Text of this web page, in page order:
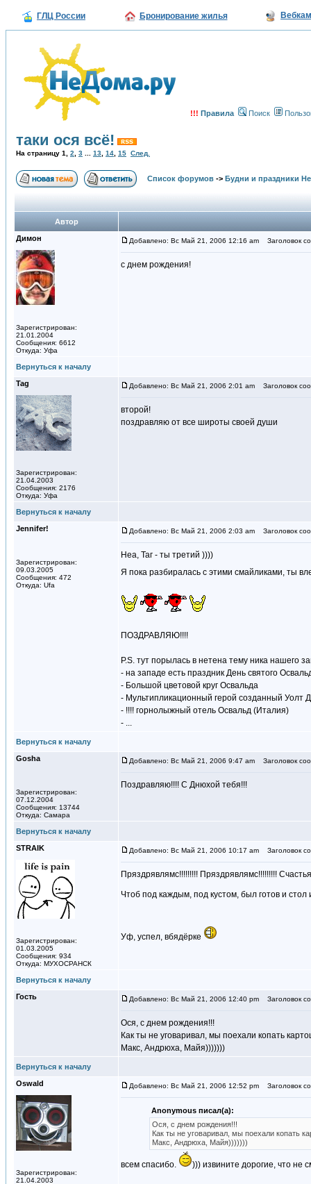
ГЛЦ России Бронирование жилья
!!! Правила Поиск
таки ося всё!
На страницу 1 2 3 13 14 15 След.
Список форумов -> Будни и праздники
Автор
Димон
Зарегистрирован:
21.01.2004
Сообщения: 6612
Откуда: Уфа
Добавлено: Вс Май 21, 2006 12:16 am Заголовок
с днем рождения!
Вернуться к началу
Tag
Зарегистрирован:
21.04.2003
Сообщения: 2176
Откуда: Уфа
Добавлено: Вс Май 21, 2006 2:01 am Заголовок
второй!
поздравляю от все широты своей души
Вернуться к началу
Jennifer!
Зарегистрирован:
09.03.2005
Сообщения: 472
Откуда: Ufa
Добавлено: Вс Май 21, 2006 2:03 am Заголовок
Неа, Таг - ты третий ))))
Я пока разбиралась с этими смайликами, ты
ПОЗДРАВЛЯЮ!!!!
P.S. тут порылась в нетена тему ника нашего
- на западе есть праздник День святого
- Большой цветовой круг Освальда
- Мультипликационный герой созданный Уолт
- !!!! горнолыжный отель Освальд (Италия)
- ...
Вернуться к началу
Gosha
Зарегистрирован:
07.12.2004
Сообщения: 13744
Откуда: Самара
Добавлено: Вс Май 21, 2006 9:47 am Заголовок
Поздравляю!!!! С Днюхой тебя!!!
Вернуться к началу
STRAIK
Зарегистрирован:
01.03.2005
Сообщения: 934
Откуда: МУХОСРАНСК
Добавлено: Вс Май 21, 2006 10:17 am Заголовок
Пряздрявлямс!!!!!!!!! Пряздрявлямс!!!!!!!!!
Чтоб под каждым, под кустом, был готов и
Уф, успел, вбядёрке
Вернуться к началу
Гость
Добавлено: Вс Май 21, 2006 12:40 pm Заголовок
Ося, с днем рождения!!!
Как ты не уговаривал, мы поехали копать
Макс, Андрюха, Майя)))))))
Вернуться к началу
Oswald
Зарегистрирован:
21.04.2003
Добавлено: Вс Май 21, 2006 12:52 pm Заголовок
Anonymous писал(а):
Ося, с днем рождения!!!
Как ты не уговаривал, мы поехали копать
Макс, Андрюха, Майя)))))))
всем спасибо. ))) извините дорогие, что не